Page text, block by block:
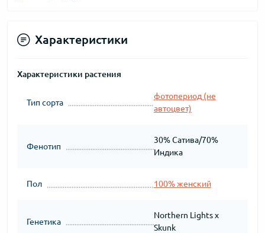
Характеристики
Характеристики растения
Тип сорта
фотопериод (не
автоцвет)
Фенотип
30% Сатива/70%
Индика
Пол 100% женский
Генетика
Northern Lights x
Skunk